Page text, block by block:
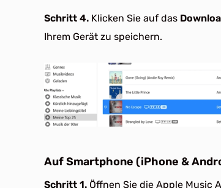
Schritt 4. Klicken Sie auf das
Ihrem Gerät zu speichern.
Auf Smartphone (iPhone &
Schritt 1. Öffnen Sie die Apple Music